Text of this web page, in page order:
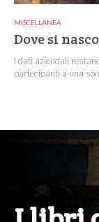
MISCELLANEA
Dove si
I dati aziendali
partecipanti a una